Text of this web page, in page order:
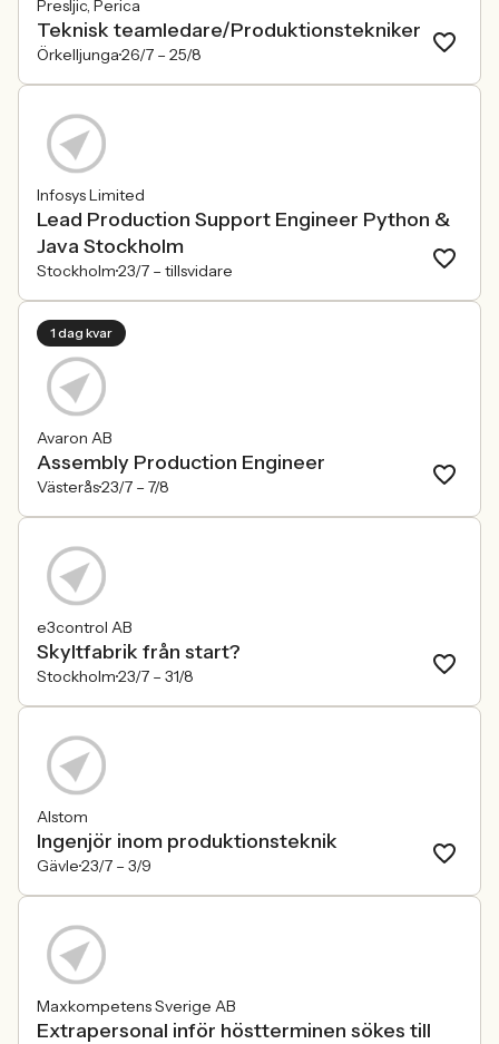
Presljic, Perica
Teknisk teamledare/Produktionstekniker
Örkelljunga26/7 – 25/8
Infosys Limited
Lead Production Support Engineer Python &
Java Stockholm
Stockholm23/7 – tillsvidare
1 dag kvar
Avaron AB
Assembly Production Engineer
Västerås23/7 – 7/8
e3control AB
Skyltfabrik från start?
Stockholm23/7 – 31/8
Alstom
Ingenjör inom produktionsteknik
Gävle23/7 – 3/9
Maxkompetens Sverige AB
Extrapersonal inför höstterminen sökes till